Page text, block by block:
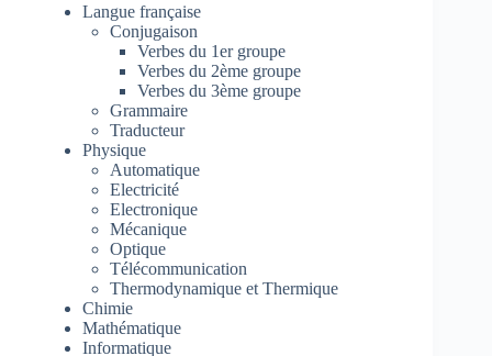
Langue française
Conjugaison
Verbes du 1er groupe
Verbes du 2ème groupe
Verbes du 3ème groupe
Grammaire
Traducteur
Physique
Automatique
Electricité
Electronique
Mécanique
Optique
Télécommunication
Thermodynamique et Thermique
Chimie
Mathématique
Informatique